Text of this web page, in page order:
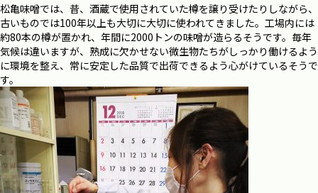
松亀味噌では、昔、酒蔵で使用されていた樽を譲り受けたりしながら、
古いものでは100年以上も大切に大切に使われてきました。工場内には
約80本の樽が置かれ、年間に2000トンの味噌が造らるそうです。毎年
気候は違いますが、熟成に欠かせない微生物たちがしっかり働けるよう
に環境を整え、常に安定した品質で出荷できるよう心がけているそうで
す。